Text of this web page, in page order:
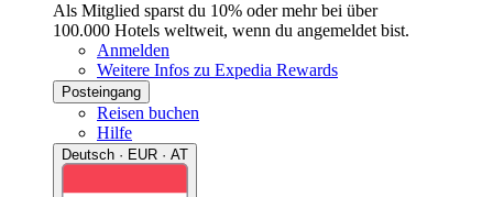
Als Mitglied sparst du 10% oder mehr bei über
100.000 Hotels weltweit, wenn du angemeldet bist.
Anmelden
Weitere Infos zu Expedia Rewards
Posteingang
Reisen buchen
Hilfe
Deutsch · EUR · AT